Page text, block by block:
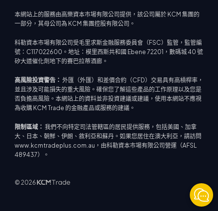
本網站上的服務由高樂資本市場有限公司提供，該公司屬於 KCM 集團的
一部分，其母公司為 KCM 集團控股有限公司。
科勒資本市場有限公司受毛里求斯金融服務委員會（FSC）監管，監管編
號：C117022600。地址：模里西斯共和國 Ebene 72201，數碼城 40 號
矽大道催化劑地下的賽巴拉蒂酒廊。
高風險投資警告： 外匯（外匯）和差價合約（CFD）交易具有高槓桿率，
並且涉及可能損失的重大風險。確保您了解這些產品的工作原理以及您是
否負擔高風險。本網站上的資料並非投資建議或建議，使用本網站不應視
為收購 KCM Trade 的金融產品或服務的建議。
限制區域： 我們不向特定司法管轄區的居民提供服務，包括美國、加拿
大、日本、朝鮮、伊朗、敘利亞和蘇丹。如果您居住在澳大利亞，請訪問
www.kcmtradeplus.com.au，由科勒資本市場有限公司營運（AFSL
489437）。
© 2026